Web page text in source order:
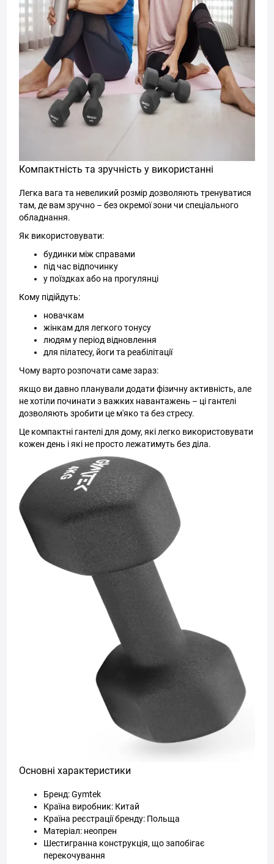
Компактність та зручність у використанні
Легка вага та невеликий розмір дозволяють тренуватися
там, де вам зручно – без окремої зони чи спеціального
обладнання.
Як використовувати:
будинки між справами
під час відпочинку
у поїздках або на прогулянці
Кому підійдуть:
новачкам
жінкам для легкого тонусу
людям у період відновлення
для пілатесу, йоги та реабілітації
Чому варто розпочати саме зараз:
якщо ви давно планували додати фізичну активність, але
не хотіли починати з важких навантажень – ці гантелі
дозволяють зробити це м'яко та без стресу.
Це компактні гантелі для дому, які легко використовувати
кожен день і які не просто лежатимуть без діла.
Основні характеристики
Бренд: Gymtek
Країна виробник: Китай
Країна реєстрації бренду: Польща
Матеріал: неопрен
Шестигранна конструкція, що запобігає
перекочування